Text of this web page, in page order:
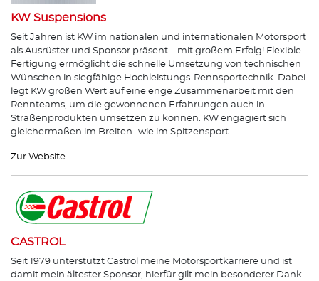
KW Suspensions
Seit Jahren ist KW im nationalen und internationalen Motorsport
als Ausrüster und Sponsor präsent – mit großem Erfolg! Flexible
Fertigung ermöglicht die schnelle Umsetzung von technischen
Wünschen in siegfähige Hochleistungs-Rennsportechnik. Dabei
legt KW großen Wert auf eine enge Zusammenarbeit mit den
Rennteams, um die gewonnenen Erfahrungen auch in
Straßenprodukten umsetzen zu können. KW engagiert sich
gleichermaßen im Breiten- wie im Spitzensport.
Zur Website
CASTROL
Seit 1979 unterstützt Castrol meine Motorsportkarriere und ist
damit mein ältester Sponsor, hierfür gilt mein besonderer Dank.